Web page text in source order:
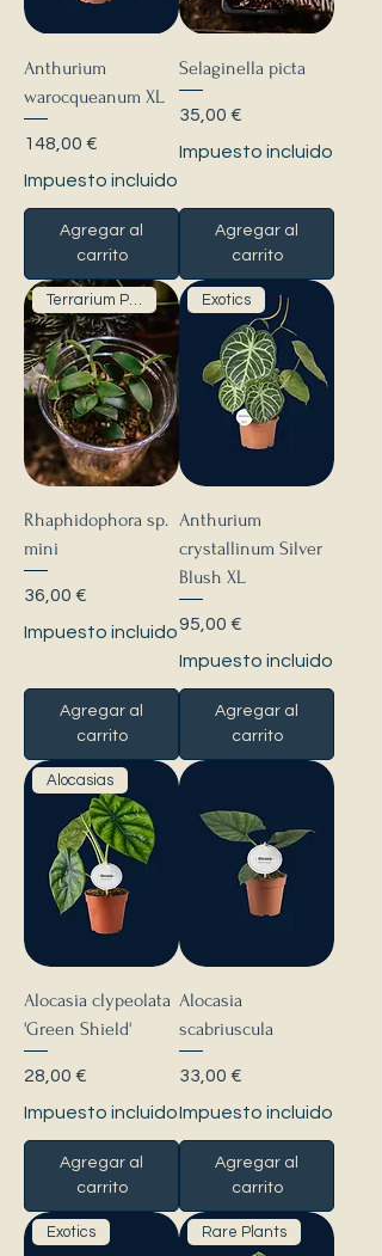
Anthurium
warocqueanum XL
Precio
148,00 €
Impuesto incluido
Agregar al
carrito
Selaginella picta
Precio
35,00 €
Impuesto incluido
Agregar al
carrito
Terrarium Plants
Rhaphidophora sp.
mini
Precio
36,00 €
Impuesto incluido
Agregar al
carrito
Exotics
Anthurium
crystallinum Silver
Blush XL
Precio
95,00 €
Impuesto incluido
Agregar al
carrito
Alocasias
Alocasia clypeolata
'Green Shield'
Precio
28,00 €
Impuesto incluido
Agregar al
carrito
Alocasia
scabriuscula
Precio
33,00 €
Impuesto incluido
Agregar al
carrito
Exotics Rare Plants